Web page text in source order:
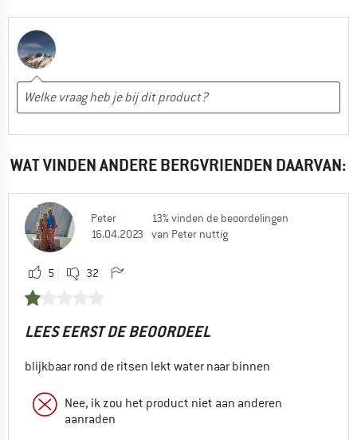
WAT VINDEN ANDERE BERGVRIENDEN DAARVAN:
Peter
16.04.2023
13% vinden de beoordelingen
van Peter nuttig
5 32
LEES EERST DE BEOORDEEL
blijkbaar rond de ritsen lekt water naar binnen
Nee, ik zou het product niet aan anderen
aanraden